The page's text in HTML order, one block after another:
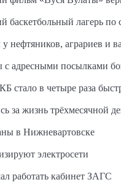
баскетбольный лагерь по
нефтяников, аграриев и
с адресными посылками
стало в четыре раза
за жизнь трёхмесячной
в Нижневартовске
электросети
работать кабинет ЗАГС